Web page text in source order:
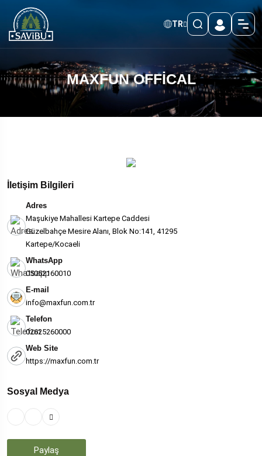
TR
MAXFUN OFFİCAL
İletişim Bilgileri
Adres
Maşukiye Mahallesi Kartepe Caddesi
Güzelbahçe Mesire Alanı, Blok No:141, 41295
Kartepe/Kocaeli
WhatsApp
05052160010
E-mail
info@maxfun.com.tr
Telefon
02625260000
Web Site
https://maxfun.com.tr
Sosyal Medya
Paylaş